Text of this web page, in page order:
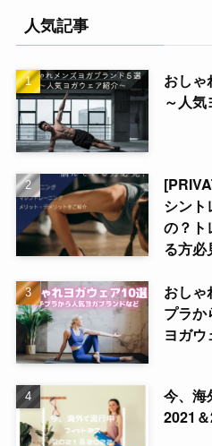
人気記事
おしゃ
～人
シント
の？ト
る方必
おしゃ
プラか
ヨガウ
今、海
2021